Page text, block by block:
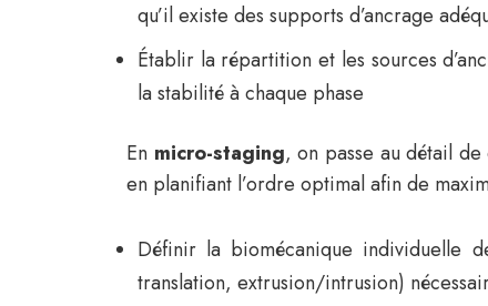
qu’il existe des supports d’ancrage
Établir la répartition et les sources
la stabilité à chaque phase
En micro-staging, on passe au détail
en planifiant l’ordre optimal afin de
Définir la biomécanique individuelle
translation, extrusion/intrusion)